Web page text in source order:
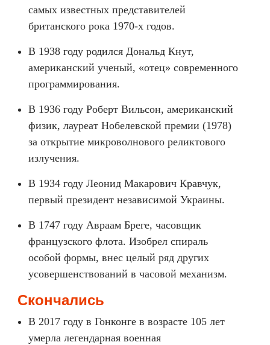
самых известных представителей
британского рока 1970-х годов.
В 1938 году родился Дональд Кнут,
американский ученый, «отец» современного
программирования.
В 1936 году Роберт Вильсон, американский
физик, лауреат Нобелевской премии (1978)
за открытие микроволнового реликтового
излучения.
В 1934 году Леонид Макарович Кравчук,
первый президент независимой Украины.
В 1747 году Авраам Бреге, часовщик
французского флота. Изобрел спираль
особой формы, внес целый ряд других
усовершенствований в часовой механизм.
Скончались
В 2017 году в Гонконге в возрасте 105 лет
умерла легендарная военная